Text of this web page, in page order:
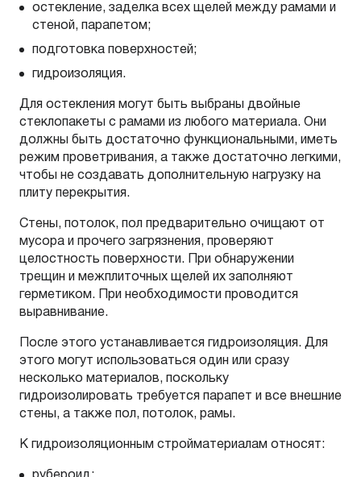
остекление, заделка всех щелей между рамами и
стеной, парапетом;
подготовка поверхностей;
гидроизоляция.
Для остекления могут быть выбраны двойные
стеклопакеты с рамами из любого материала. Они
должны быть достаточно функциональными, иметь
режим проветривания, а также достаточно легкими,
чтобы не создавать дополнительную нагрузку на
плиту перекрытия.
Стены, потолок, пол предварительно очищают от
мусора и прочего загрязнения, проверяют
целостность поверхности. При обнаружении
трещин и межплиточных щелей их заполняют
герметиком. При необходимости проводится
выравнивание.
После этого устанавливается гидроизоляция. Для
этого могут использоваться один или сразу
несколько материалов, поскольку
гидроизолировать требуется парапет и все внешние
стены, а также пол, потолок, рамы.
К гидроизоляционным стройматериалам относят: